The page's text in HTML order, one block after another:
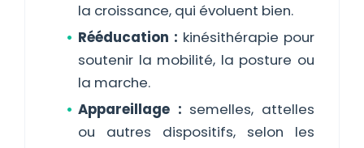
la croissance, qui évoluent bien.
Rééducation : kinésithérapie pour
soutenir la mobilité, la posture ou
la marche.
Appareillage : semelles, attelles
ou autres dispositifs, selon les